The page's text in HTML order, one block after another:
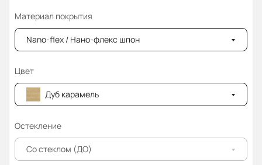
Материал покрытия
Nano-flex / Нано-флекс шпон
Цвет
Дуб карамель
Остекление
Со стеклом (ДО)